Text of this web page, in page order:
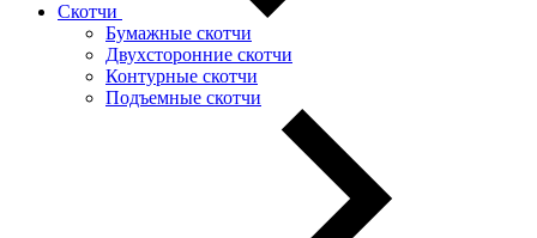
Скотчи
Бумажные скотчи
Двухсторонние скотчи
Контурные скотчи
Подъемные скотчи